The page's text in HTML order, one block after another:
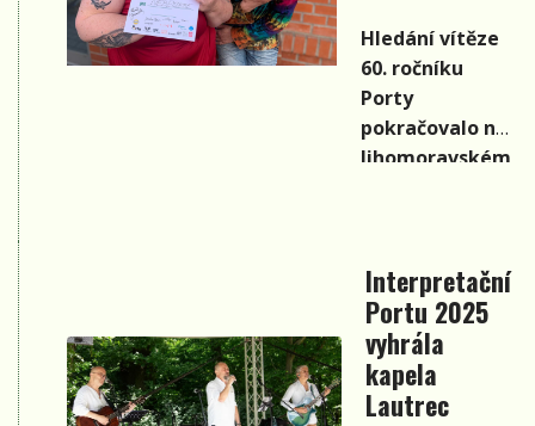
roku bylo
spuštěno
přihlašování
do
oblastních
celkem
třináct.
Hledání vítěze
60. ročníku
Porty
pokračovalo na
Jihomoravském
21.4. v
brněnském
Café Práh.
Pojďme si
tenhle nabitý
Interpretační
Portu 2025
vyhrála
kapela
Lautrec